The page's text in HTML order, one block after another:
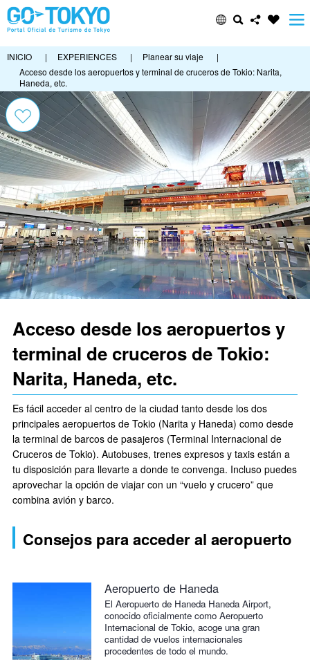
INICIO | EXPERIENCES | Planear su viaje
|
Acceso desde los aeropuertos y terminal de cruceros de Tokio: Narita,
Haneda, etc.
Acceso desde los aeropuertos y
terminal de cruceros de Tokio:
Narita, Haneda, etc.
Es fácil acceder al centro de la ciudad tanto desde los dos
principales aeropuertos de Tokio (Narita y Haneda) como desde
la terminal de barcos de pasajeros (Terminal Internacional de
Cruceros de Tokio). Autobuses, trenes expresos y taxis están a
tu disposición para llevarte a donde te convenga. Incluso puedes
aprovechar la opción de viajar con un “vuelo y crucero” que
combina avión y barco.
Consejos para acceder al aeropuerto
Aeropuerto de Haneda
El Aeropuerto de Haneda Haneda Airport,
conocido oficialmente como Aeropuerto
Internacional de Tokio, acoge una gran
cantidad de vuelos internacionales
procedentes de todo el mundo.